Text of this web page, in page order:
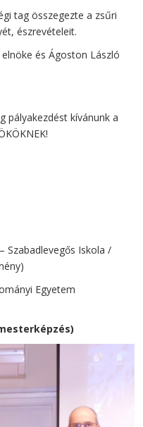
tag összegezte a zsűri
észrevételeit.
és Ágoston László
pályakezdést kívánunk a
Szabadlevegős Iskola /
Egyetem